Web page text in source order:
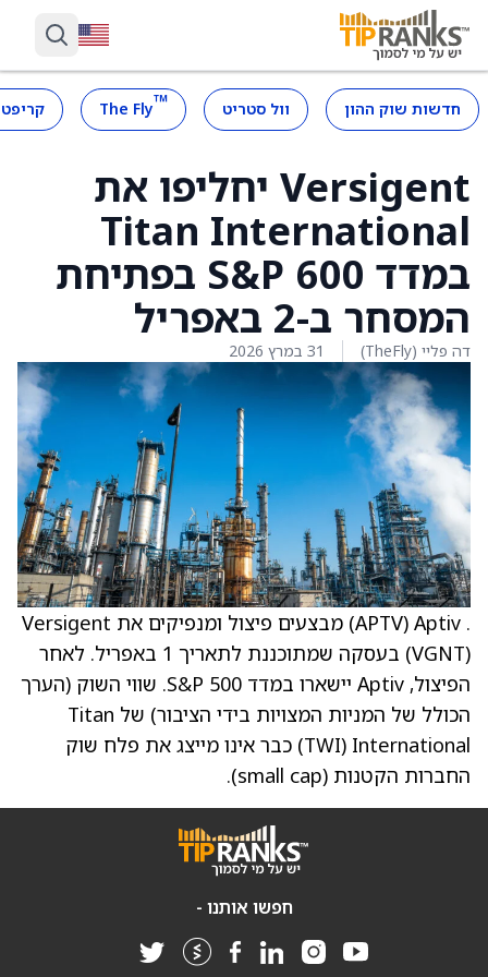
חדשות שוק ההון וול סטריט ™
The Fly
Versigent יחליפו את
Titan International
במדד S&P 600 בפתיחת
המסחר ב-2 באפריל
דה פליי (TheFly) 31 במרץ 2026
. Aptiv ‏(APTV) מבצעים פיצול ומנפיקים את Versigent
‏(VGNT) בעסקה שמתוכננת לתאריך 1 באפריל. לאחר
הפיצול, Aptiv יישארו במדד S&P 500. שווי השוק (הערך
הכולל של המניות המצויות בידי הציבור) של Titan
International ‏(TWI) כבר אינו מייצג את פלח שוק
החברות הקטנות (small cap).
חפשו אותנו -